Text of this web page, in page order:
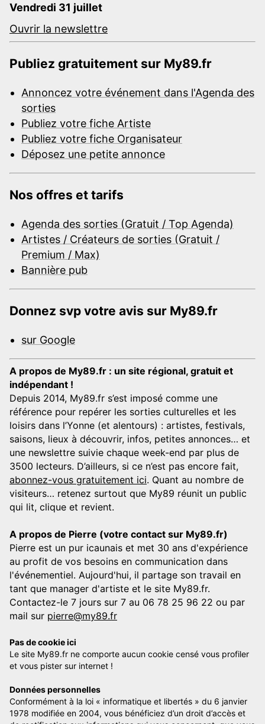
Vendredi 31 juillet
Ouvrir la newslettre
Publiez gratuitement sur My89.fr
Annoncez votre événement dans l'Agenda des
sorties
Publiez votre fiche Artiste
Publiez votre fiche Organisateur
Déposez une petite annonce
Nos offres et tarifs
Agenda des sorties (Gratuit / Top Agenda)
Artistes / Créateurs de sorties (Gratuit /
Premium / Max)
Bannière pub
Donnez svp votre avis sur My89.fr
sur Google
A propos de My89.fr : un site régional, gratuit et
indépendant !
Depuis 2014, My89.fr s’est imposé comme une
référence pour repérer les sorties culturelles et les
loisirs dans l’Yonne (et alentours) : artistes, festivals,
saisons, lieux à découvrir, infos, petites annonces… et
une newslettre suivie chaque week-end par plus de
3500 lecteurs. D’ailleurs, si ce n’est pas encore fait,
abonnez-vous gratuitement ici. Quant au nombre de
visiteurs… retenez surtout que My89 réunit un public
qui lit, clique et revient.
A propos de Pierre (votre contact sur My89.fr)
Pierre est un pur icaunais et met 30 ans d'expérience
au profit de vos besoins en communication dans
l'événementiel. Aujourd'hui, il partage son travail en
tant que manager d'artiste et le site My89.fr.
Contactez-le 7 jours sur 7 au 06 78 25 96 22 ou par
mail sur pierre@my89.fr
Pas de cookie ici
Le site My89.fr ne comporte aucun cookie censé vous profiler
et vous pister sur internet !
Données personnelles
Conformément à la loi « informatique et libertés » du 6 janvier
1978 modifiée en 2004, vous bénéficiez d’un droit d’accès et